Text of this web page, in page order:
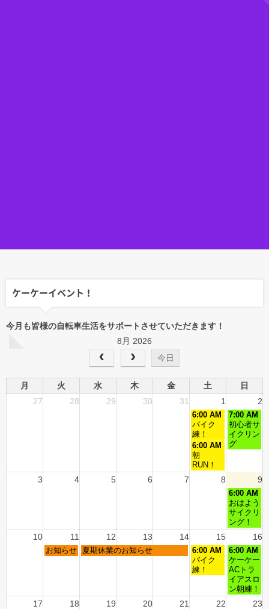
ケーケーイベント！
今月も皆様の自転車生活をサポートさせていただきます！
8月 2026
今日
月 火 水 木 金 土
日
27
28 29 30 31 1 2
6:00 AM
バイク
練！
7:00 AM
初心者サ
イクリン
グ
6:00 AM
朝
RUN！
3 4 5 6 7 8 9
6:00 AM
おはよう
サイクリ
ング！
10 11 12 13 14 15 16
お知らせ 夏期休業のお知らせ
6:00 AM
バイク
練！
6:00 AM
ケーケー
ACトラ
イアスロ
ン朝練！
17 18 19 20 21 22 23